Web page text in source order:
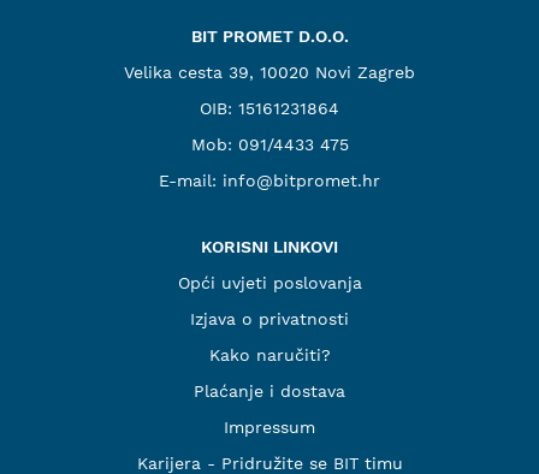
BIT PROMET D.O.O.
Velika cesta 39, 10020 Novi Zagreb
OIB: 15161231864
Mob: 091/4433 475
E-mail: info@bitpromet.hr
KORISNI LINKOVI
Opći uvjeti poslovanja
Izjava o privatnosti
Kako naručiti?
Plaćanje i dostava
Impressum
Karijera - Pridružite se BIT timu